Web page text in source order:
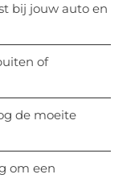
bij jouw auto en
of
de moeite
om een